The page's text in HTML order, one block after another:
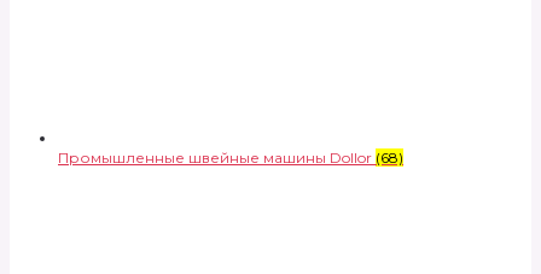
Промышленные швейные машины Dollor (68)